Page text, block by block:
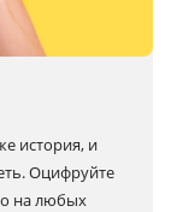
история, и
Оцифруйте
на любых